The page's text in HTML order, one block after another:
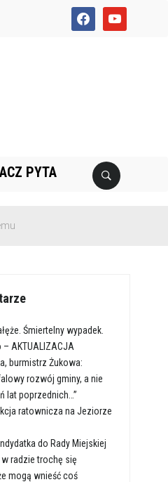
facebookyoutube
PYTA
Śmiertelny wypadek.
AKTUALIZACJA
burmistrz Żukowa:
rozwój gminy, a nie
lat poprzednich…”
ratownicza na Jeziorze
do Rady Miejskiej
radzie trochę się
mogą wnieść coś